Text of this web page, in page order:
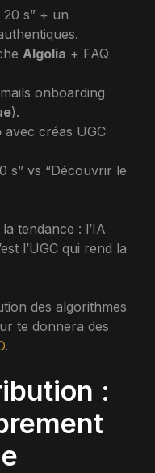
20 s” + un
Algolia + FAQ
onboarding
).
avec créas UGC
s” vs “Découvrir le
tendance : l’IA
l’UGC qui rend la
des algorithmes
te donnera des
.
: